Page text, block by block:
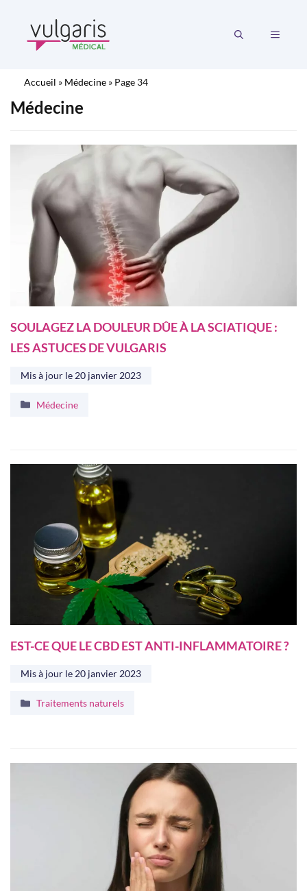
contenu
MENU
Accueil » Médecine » Page 34
Médecine
SOULAGEZ LA DOULEUR DÛE À LA SCIATIQUE :
LES ASTUCES DE VULGARIS
Mis à jour le 20 janvier 2023
Catégories
Médecine
EST-CE QUE LE CBD EST ANTI-INFLAMMATOIRE ?
Mis à jour le20 janvier 2023
Catégories
Traitements naturels